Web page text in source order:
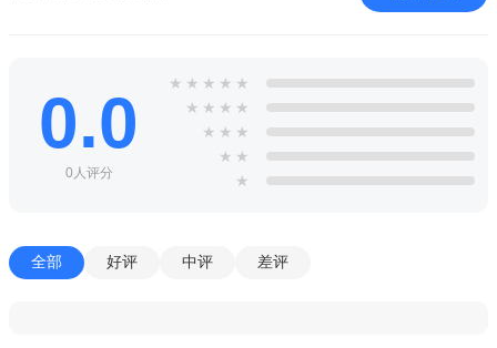
压、风力等天气参数，综合计算钓鱼指数，为你提供出钓参考，
形象直观。
钓鱼人安卓版下载2021版小编评测
0.0
0人评分
★ ★ ★ ★ ★
★ ★ ★ ★
★ ★ ★
★ ★
★
全部 好评 中评 差评